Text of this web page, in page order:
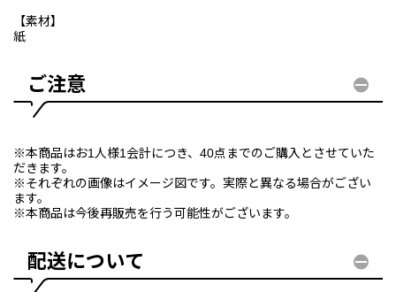
【素材】
紙
ご注意
※本商品はお1人様1会計につき、40点までのご購入とさせていた
だきます。
※それぞれの画像はイメージ図です。実際と異なる場合がござい
ます。
※本商品は今後再販売を行う可能性がございます。
配送について